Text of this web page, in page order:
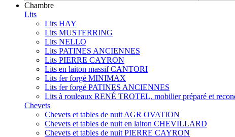
Chambre
Lits
Lits HAY
Lits MUSTERRING
Lits NELLO
Lits PATINES ANCIENNES
Lits PIERRE CAYRON
Lits en laiton massif CANTORI
Lits fer forgé MINIMAX
Lits fer forgé PATINES ANCIENNES
Lits à rouleaux RENÉ TROTEL, mobilier préparé et
Chevets
Chevets et tables de nuit AGR OVATION
Chevets et tables de nuit en laiton CHEVILLARD
Chevets et tables de nuit PIERRE CAYRON